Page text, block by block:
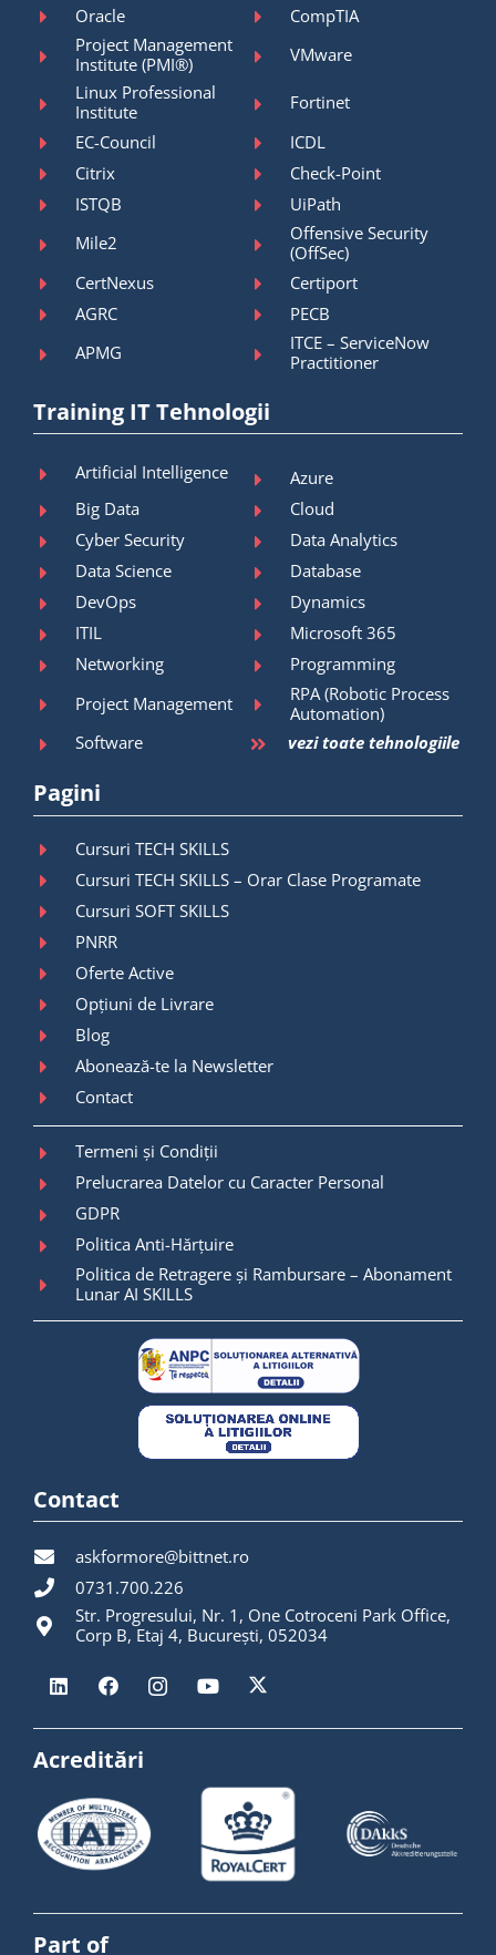
Oracle
CompTIA
Project Management
Institute (PMI®)
VMware
Linux Professional
Institute
Fortinet
EC-Council
ICDL
Citrix
Check-Point
ISTQB
UiPath
Mile2
Offensive Security
(OffSec)
CertNexus
Certiport
AGRC
PECB
APMG
ITCE – ServiceNow
Practitioner
Training IT Tehnologii
Artificial Intelligence
Azure
Big Data
Cloud
Cyber Security
Data Analytics
Data Science
Database
DevOps
Dynamics
ITIL
Microsoft 365
Networking
Programming
Project Management
RPA (Robotic Process
Automation)
Software
vezi toate tehnologiile
Pagini
Cursuri TECH SKILLS
Cursuri TECH SKILLS – Orar Clase Programate
Cursuri SOFT SKILLS
PNRR
Oferte Active
Opțiuni de Livrare
Blog
Abonează-te la Newsletter
Contact
Termeni și Condiții
Prelucrarea Datelor cu Caracter Personal
GDPR
Politica Anti-Hărțuire
Politica de Retragere și Rambursare – Abonament
Lunar AI SKILLS
Contact
askformore@bittnet.ro
0731.700.226
Str. Progresului, Nr. 1, One Cotroceni Park Office,
Corp B, Etaj 4, București, 052034
Acreditări
Part of